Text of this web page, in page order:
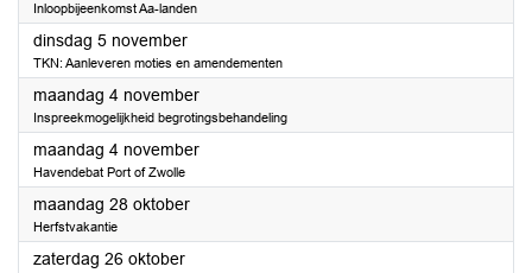
Inloopbijeenkomst Aa-landen
dinsdag 5 november2024
TKN: Aanleveren moties en amendementen
maandag 4 november2024
Inspreekmogelijkheid begrotingsbehandeling
maandag 4 november2024
Havendebat Port of Zwolle
maandag 28 oktober2024
Herfstvakantie
zaterdag 26 oktober2024